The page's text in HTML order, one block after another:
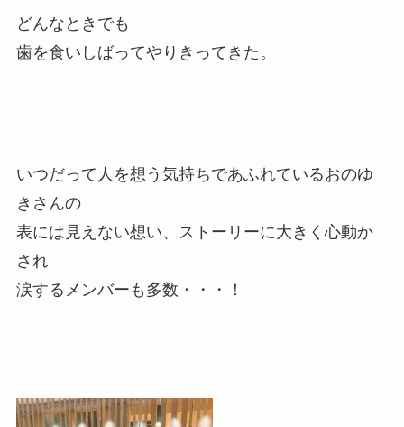
どんなときでも
歯を食いしばってやりきってきた。
いつだって人を想う気持ちであふれているおのゆ
きさんの
表には見えない想い、ストーリーに大きく心動か
され
涙するメンバーも多数・・・！